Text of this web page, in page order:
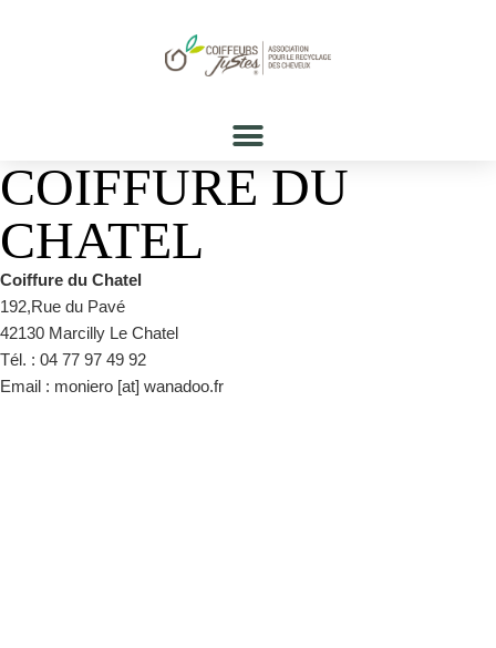
COIFFURE DU
CHATEL
Coiffure du Chatel
192,Rue du Pavé
42130 Marcilly Le Chatel
Tél. : 04 77 97 49 92
Email : moniero [at] wanadoo.fr